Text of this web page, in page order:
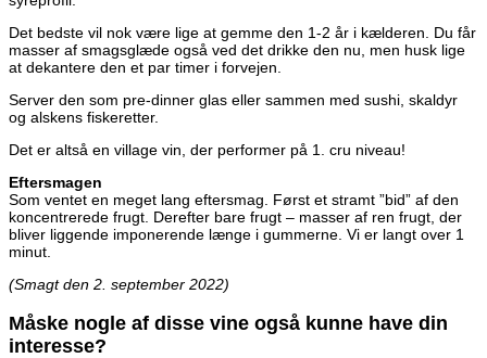
Det bedste vil nok være lige at gemme den 1-2 år i kælderen. Du får
masser af smagsglæde også ved det drikke den nu, men husk lige
at dekantere den et par timer i forvejen.
Server den som pre-dinner glas eller sammen med sushi, skaldyr
og alskens fiskeretter.
Det er altså en village vin, der performer på 1. cru niveau!
Eftersmagen
Som ventet en meget lang eftersmag. Først et stramt ”bid” af den
koncentrerede frugt. Derefter bare frugt – masser af ren frugt, der
bliver liggende imponerende længe i gummerne. Vi er langt over 1
minut.
(Smagt den 2. september 2022)
Måske nogle af disse vine også kunne have din
interesse?